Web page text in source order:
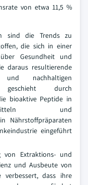
von etwa 11,5 %
sind die Trends zu
die sich in einer
Gesundheit und
daraus resultierende
nachhaltigen
geschieht durch
bioaktive Peptide in
und
Nährstoffpräparaten
eingeführt
von Extraktions- und
und Ausbeute von
verbessert, dass ihre